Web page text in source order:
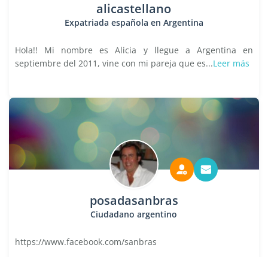
alicastellano
Expatriada española en Argentina
Hola!! Mi nombre es Alicia y llegue a Argentina en
septiembre del 2011, vine con mi pareja que es...Leer más
posadasanbras
Ciudadano argentino
https://www.facebook.com/sanbras